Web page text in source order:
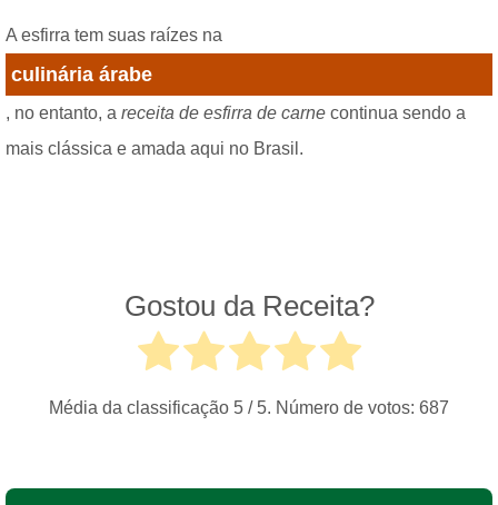
A esfirra tem suas raízes na
culinária árabe
, no entanto, a receita de esfirra de carne continua sendo a
mais clássica e amada aqui no Brasil.
Gostou da Receita?
Média da classificação 5 / 5. Número de votos: 687